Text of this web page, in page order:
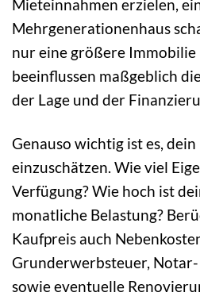
Mieteinnahmen erzielen,
Mehrgenerationenhaus
nur eine größere Immobilie
beeinflussen maßgeblich
der Lage und der
Genauso wichtig ist es,
einzuschätzen. Wie viel
Verfügung? Wie hoch ist
monatliche Belastung?
Kaufpreis auch
Grunderwerbsteuer,
sowie eventuelle